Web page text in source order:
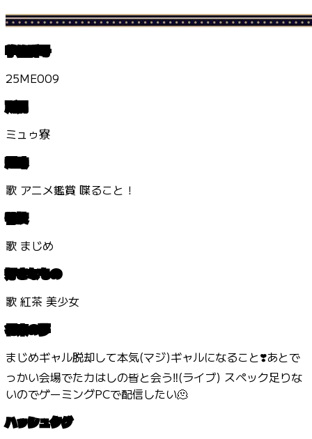
学籍番号
25ME009
所属
ミュゥ寮
趣味
歌 アニメ鑑賞 喋ること！
特技
歌 まじめ
好きなもの
歌 紅茶 美少女
将来の夢
まじめギャル脱却して本気(マジ)ギャルになること❣️あとで
っかい会場でたカはしの皆と会う‼️(ライブ) スペック足りな
いのでゲーミングPCで配信したい🫠
ハッシュタグ